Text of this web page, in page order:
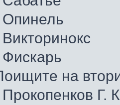
Опинель
Фискарь
на
Г.